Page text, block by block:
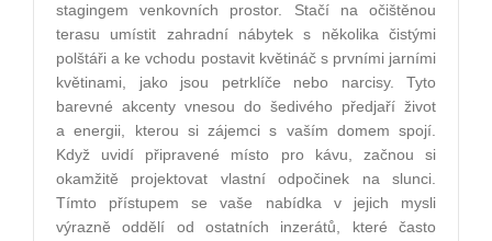
stagingem venkovních prostor. Stačí na očištěnou
terasu umístit zahradní nábytek s několika čistými
polštáři a ke vchodu postavit květináč s prvními jarními
květinami, jako jsou petrklíče nebo narcisy. Tyto
barevné akcenty vnesou do šedivého předjaří život
a energii, kterou si zájemci s vaším domem spojí.
Když uvidí připravené místo pro kávu, začnou si
okamžitě projektovat vlastní odpočinek na slunci.
Tímto přístupem se vaše nabídka v jejich mysli
výrazně oddělí od ostatních inzerátů, které často